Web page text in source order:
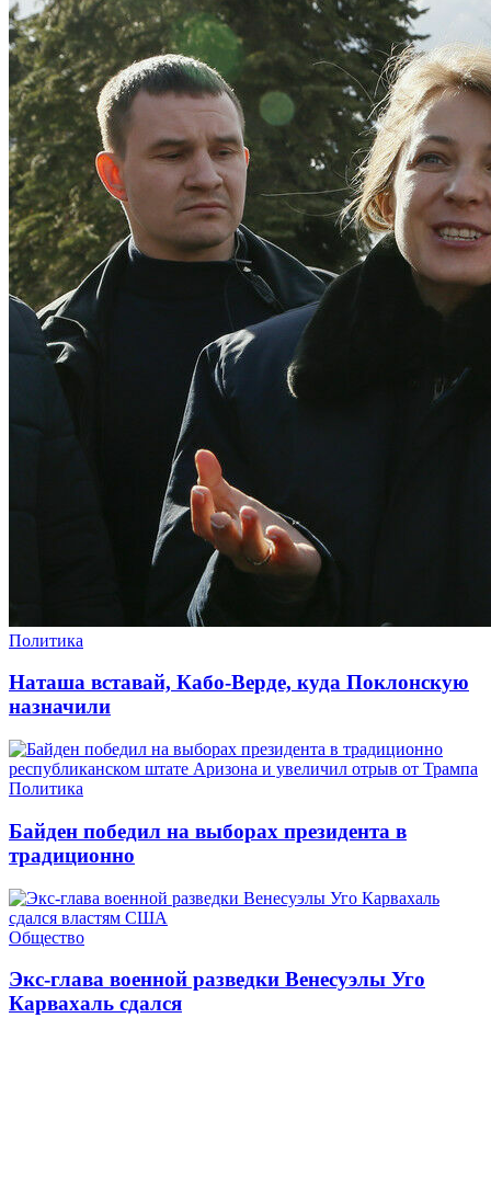
Политика
Наташа вставай, Кабо-Верде, куда Поклонскую
назначили
Политика
Байден победил на выборах президента в
традиционно
Общество
Экс-глава военной разведки Венесуэлы Уго
Карвахаль сдался